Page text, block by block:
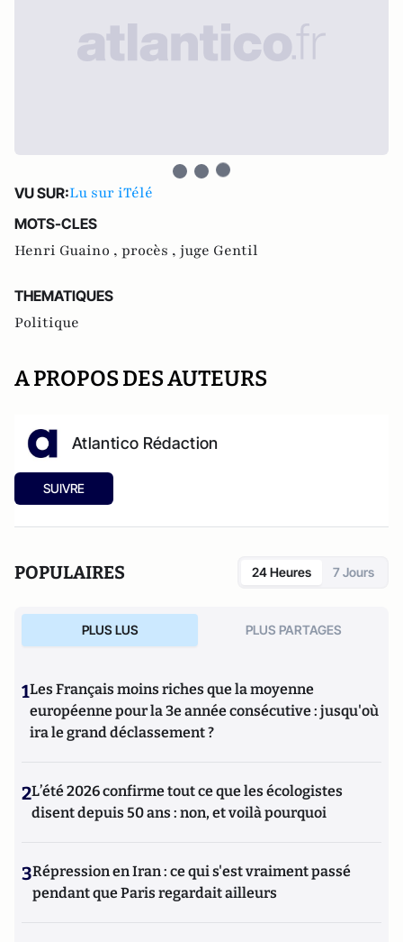
VU SUR:Lu sur iTélé
MOTS-CLES
Henri Guaino , procès , juge Gentil
THEMATIQUES
Politique
A PROPOS DES AUTEURS
Atlantico Rédaction
SUIVRE
POPULAIRES 24 Heures 7 Jours
PLUS LUS PLUS PARTAGES
1Les Français moins riches que la moyenne
européenne pour la 3e année consécutive : jusqu'où
ira le grand déclassement ?
2L’été 2026 confirme tout ce que les écologistes
disent depuis 50 ans : non, et voilà pourquoi
3Répression en Iran : ce qui s'est vraiment passé
pendant que Paris regardait ailleurs